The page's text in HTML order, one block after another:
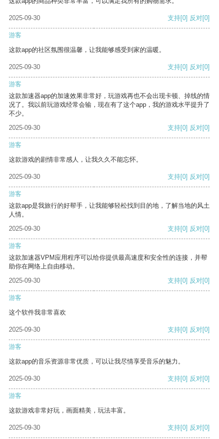
2025-09-30 支持[0] 反对[0]
游客
这款app的社区氛围很温馨，让我能够感受到家的温暖。
2025-09-30 支持[0] 反对[0]
游客
这款加速器app的加速效果非常好，玩游戏再也不会出现卡顿、掉线的情
况了。我以前玩游戏经常会输，现在有了这个app，我的游戏水平提升了
不少。
2025-09-30
支持[0] 反对[0]
游客
这款游戏的剧情非常感人，让我久久不能忘怀。
2025-09-30 支持[0] 反对[0]
游客
这款app是我旅行的好帮手，让我能够轻松找到目的地，了解当地的风土
人情。
2025-09-30
支持[0] 反对[0]
游客
这款加速器VPM应用程序可以给你提供最高速度和安全性的连接，并帮
助你在网络上自由移动。
2025-09-30
支持[0] 反对[0]
游客
这个软件我非常喜欢
2025-09-30 支持[0] 反对[0]
游客
这款app的音乐资源非常优质，可以让我尽情享受音乐的魅力。
2025-09-30 支持[0] 反对[0]
游客
这款游戏非常好玩，画面精美，玩法丰富。
2025-09-30 支持[0] 反对[0]